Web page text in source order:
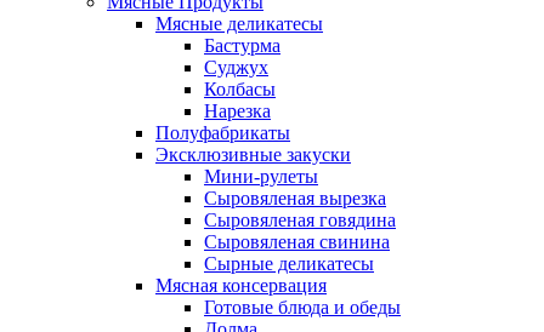
Мясные деликатесы
Бастурма
Суджух
Колбасы
Нарезка
Полуфабрикаты
Эксклюзивные закуски
Мини-рулеты
Сыровяленая вырезка
Сыровяленая говядина
Сыровяленая свинина
Сырные деликатесы
Мясная консервация
Готовые блюда и обеды